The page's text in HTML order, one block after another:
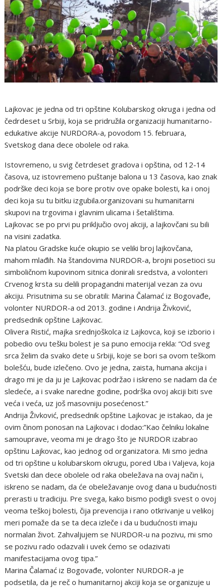
Lajkovac je jedna od tri opštine Kolubarskog okruga i jedna od
čedrdeset u Srbiji, koja se pridružila organizaciji humanitarno-
edukative akcije NURDORA-a, povodom 15. februara,
Svetskog dana dece obolele od raka.
Istovremeno, u svig četrdeset gradova i opština, od 12-14
časova, uz istovremeno puštanje balona u 13 časova, kao znak
podrške deci koja se bore protiv ove opake bolesti, ka i onoj
deci koja su tu bitku izgubila.organizovani su humanitarni
skupovi na trgovima i glavnim ulicama i šetalištima.
Lajkovac se po prvi pu priključio ovoj akciji, a lajkovčani su bili
na visini zadatka.
Na platou Gradske kuće okupio se veliki broj lajkovčana,
mahom mlađih. Na štandovima NURDOR-a, brojni posetioci su
simboličnom kupovinom sitnica donirali sredstva, a volonteri
Crvenog krsta su delili propagandni materijal vezan za ovu
akciju. Prisutnima su se obratili: Marina Čalamać iz Bogovađe,
volonter NURDOR-a od 2013. godine i Andrija Živković,
predsednik opštine Lajkovac.
Olivera Ristić, majka srednjoškolca iz Lajkovca, koji se izborio i
pobedio ovu tešku bolest je sa puno emocija rekla: “Od sveg
srca želim da svako dete u Srbiji, koje se bori sa ovom teškom
bolešću, bude izlečeno. Ovo je jedna, zaista, humana akcija i
drago mi je da ju je Lajkovac podržao i iskreno se nadam da će
sledeće, a i svake naredne godine, podrška ovoj akciji biti sve
veća i veća, uz još masovniju posećenost.”
Andrija Živković, predsednik opštine Lajkovac je istakao, da je
ovim činom ponosan na Lajkovac i dodao:”Kao čelniku lokalne
samouprave, veoma mi je drago što je NURDOR izabrao
opštinu Lajkovac, kao jednog od organizatora. Mi smo jedna
od tri opštine u kolubarskom okrugu, pored Uba i Valjeva, koja
Svetski dan dece obolele od raka obeležava na ovaj način i,
iskreno se nadam, da će obeležavanje ovog dana u budućnosti
prerasti u tradiciju. Pre svega, kako bismo podigli svest o ovoj
veoma teškoj bolesti, čija prevencija i rano otkrivanje u velikoj
meri pomaže da se ta deca izleče i da u budućnosti imaju
normalan život. Zahvaljujem se NURDOR-u na pozivu, mi smo
se pozivu rado odazvali i uvek ćemo se odazivati
manifestacijama ovog tipa.”
Marina Čalamać iz Bogovađe, volonter NURDOR-a je
podsetila, da je reč o humanitarnoj akciji koja se organizuje u